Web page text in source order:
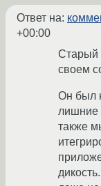
Ответ на:
+00:00
Старый
своем
Он был
лишние
также